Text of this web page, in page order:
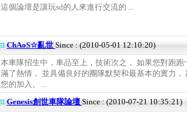
這個論壇是讓玩sd的人來進行交流的 ...
ChAoS☆亂世 Since : (2010-05-01 12:10:20)
本車隊招生中，車品至上，技術次之， 如果您對跑跑
滿了熱情， 並具備良好的團隊默契和最基本的實力，
您的加入。 ...
Genesis創世車隊論壇 Since : (2010-07-21 10:35:21)